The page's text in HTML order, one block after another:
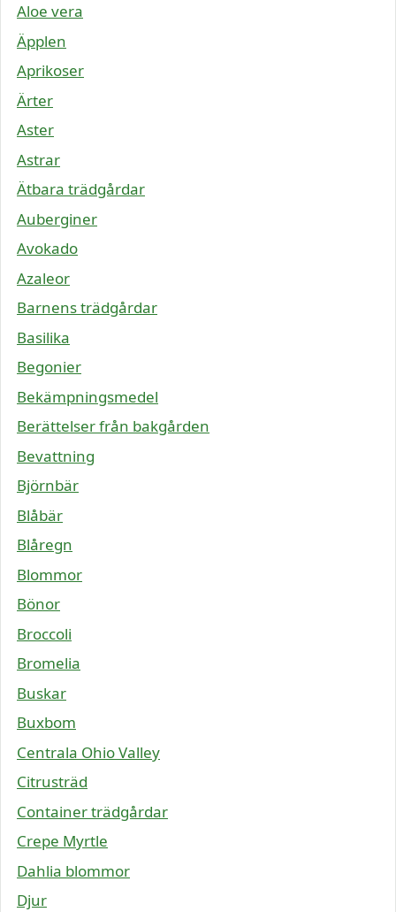
Aloe vera
Äpplen
Aprikoser
Ärter
Aster
Astrar
Ätbara trädgårdar
Auberginer
Avokado
Azaleor
Barnens trädgårdar
Basilika
Begonier
Bekämpningsmedel
Berättelser från bakgården
Bevattning
Björnbär
Blåbär
Blåregn
Blommor
Bönor
Broccoli
Bromelia
Buskar
Buxbom
Centrala Ohio Valley
Citrusträd
Container trädgårdar
Crepe Myrtle
Dahlia blommor
Djur